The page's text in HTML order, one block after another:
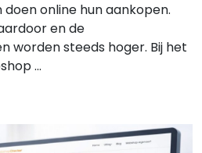
online hun aankopen.
en de
worden steeds hoger. Bij het
...